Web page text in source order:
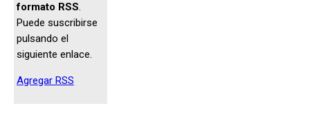
formato RSS.
Puede suscribirse
pulsando el
siguiente enlace.
Agregar RSS